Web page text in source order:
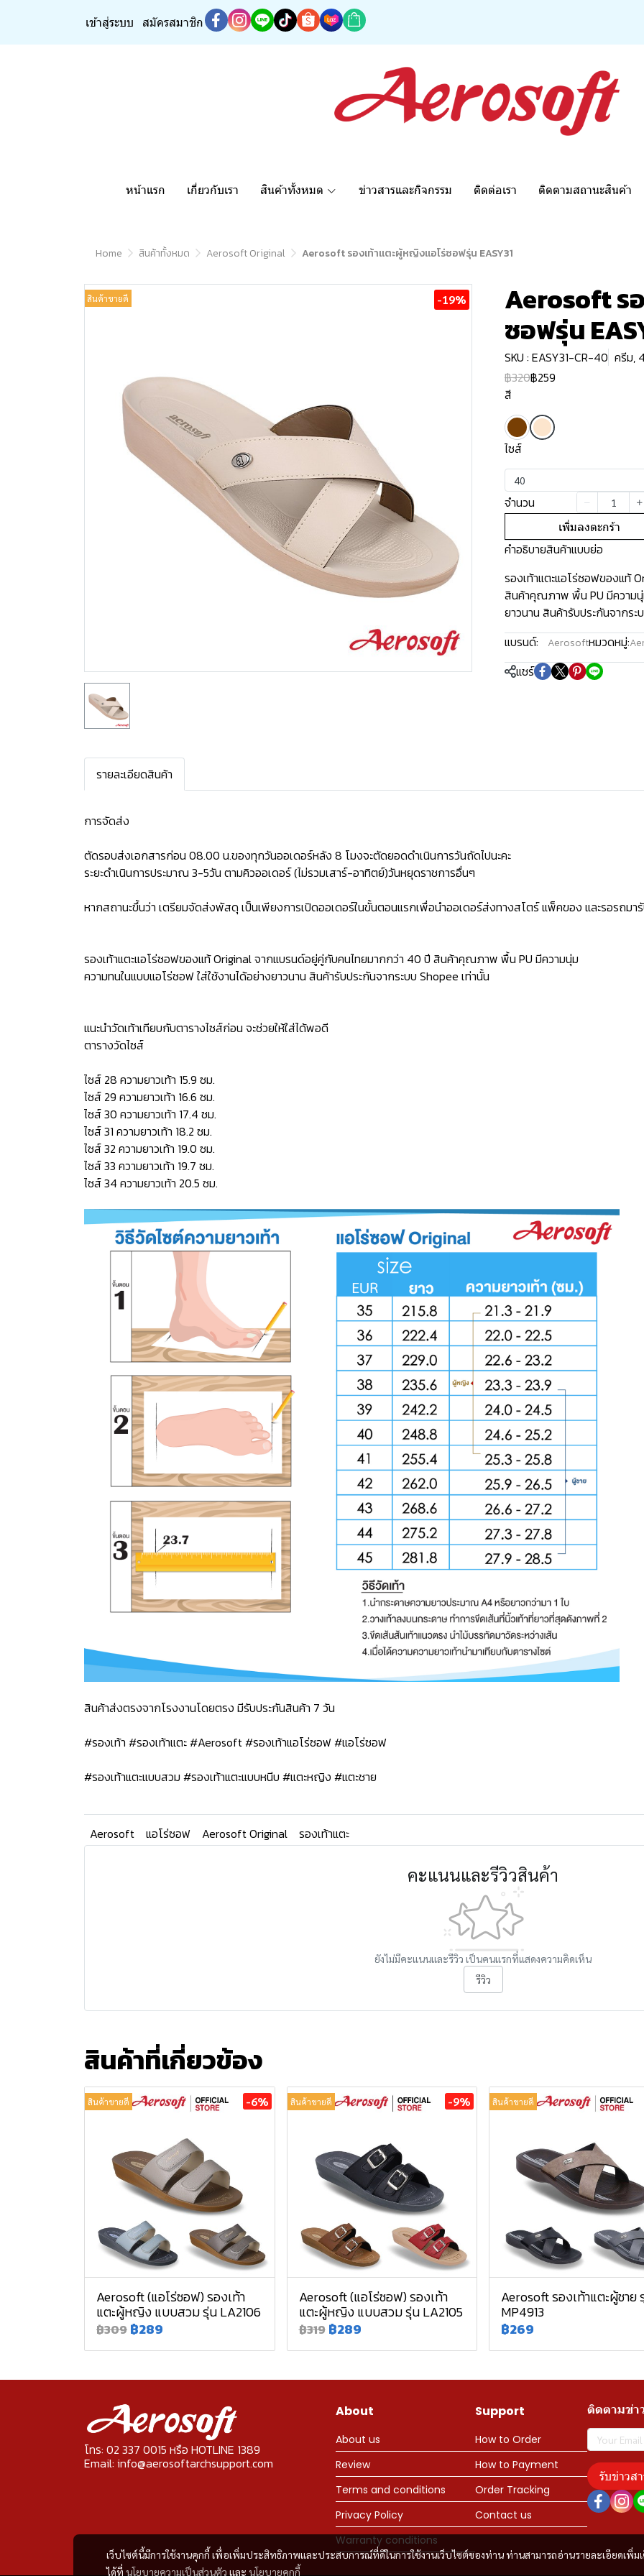
เข้าสู่ระบบ สมัครสมาชิก
หน้าแรก เกี่ยวกับเรา สินค้าทั้งหมด ข่าวสารและกิจกรรม ติดต่อเรา ติดตามสถานะสินค้า
Home สินค้าทั้งหมด Aerosoft Original Aerosoft รองเท้าแตะผู้หญิงแอโร่ซอฟรุ่น EASY31
สินค้าขายดี -19% Aerosoft ร
ซอฟรุ่น
SKU : EASY31-CR-40 ครีม,
฿320฿259
สี
ไซส์
40
จำนวน
เพิ่มลงตะกร้า
คำอธิบายสินค้าแบบย่อ
รองเท้าแตะแอโร่ซอฟของแท้
สินค้าคุณภาพ พื้น PU มีความนุ่
ยาวนาน สินค้ารับประกันจากระ
แบรนด์:
Aerosoftหมวดหมู่:
แชร์
รายละเอียดสินค้า
การจัดส่ง
ตัดรอบส่งเอกสารก่อน 08.00 น.ของทุกวันออเดอร์หลัง 8 โมงจะตัดยอดดำเนินการวันถัดไปนะคะ
ระยะดำเนินการประมาณ 3-5วัน ตามคิวออเดอร์ (ไม่รวมเสาร์-อาทิตย์)วันหยุดราชการอื่นๆ
หากสถานะขึ้นว่า เตรียมจัดส่งพัสดุ เป็นเพียงการเปิดออเดอร์ในขั้นตอนแรกเพื่อนำออเดอร์ส่งทางสโตร์ แพ็คของ และรอรถม
รองเท้าแตะแอโร่ซอฟของแท้ Original จากแบรนด์อยู่คู่กับคนไทยมากกว่า 40 ปี สินค้าคุณภาพ พื้น PU มีความนุ่ม
ความทนในแบบแอโร่ซอฟ ใส่ใช้งานได้อย่างยาวนาน สินค้ารับประกันจากระบบ Shopee เท่านั้น
แนะนำวัดเท้าเทียบกับตารางไซส์ก่อน จะช่วยให้ใส่ได้พอดี
ตารางวัดไซส์
ไซส์ 28 ความยาวเท้า 15.9 ซม.
ไซส์ 29 ความยาวเท้า 16.6 ซม.
ไซส์ 30 ความยาวเท้า 17.4 ซม.
ไซส์ 31 ความยาวเท้า 18.2 ซม.
ไซส์ 32 ความยาวเท้า 19.0 ซม.
ไซส์ 33 ความยาวเท้า 19.7 ซม.
ไซส์ 34 ความยาวเท้า 20.5 ซม.
สินค้าส่งตรงจากโรงงานโดยตรง มีรับประกันสินค้า 7 วัน
#รองเท้า #รองเท้าแตะ #Aerosoft #รองเท้าแอโร่ซอฟ #แอโร่ซอฟ
#รองเท้าแตะแบบสวม #รองเท้าแตะแบบหนีบ #แตะหญิง #แตะชาย
Aerosoft แอโร่ซอฟ Aerosoft Original รองเท้าแตะ
คะแนนและรีวิวสินค้า
ยังไม่มีคะแนนและรีวิว เป็นคนแรกที่แสดงความคิดเห็น
รีวิว
สินค้าที่เกี่ยวข้อง
สินค้าขายดี -6%
Aerosoft (แอโร่ซอฟ) รองเท้า
แตะผู้หญิง แบบสวม รุ่น LA2106
฿309 ฿289
สินค้าขายดี -9%
Aerosoft (แอโร่ซอฟ) รองเท้า
แตะผู้หญิง แบบสวม รุ่น LA2105
฿319 ฿289
สินค้าขายดี
Aerosoft รองเท้าแตะผู้ชาย
MP4913
฿269
เว็บไซต์นี้มีการใช้งานคุกกี้ เพื่อเพิ่มประสิทธิภาพและประสบการณ์ที่ดีในการใช้งานเว็บไซต์ของท่าน ท่านสามารถอ่านรายละเอียดเพิ่ม
ได้ที่ นโยบายความเป็นส่วนตัว และ นโยบายคุกกี้
โทร: 02 337 0015 หรือ HOTLINE 1389
Email: info@aerosoftarchsupport.com
About
About us
Review
Terms and conditions
Privacy Policy
Warranty conditions
Support
How to Order
How to Payment
Order Tracking
Contact us
ติดตามข่า
รับข่าวส